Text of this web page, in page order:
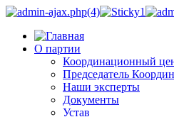
О партии
Координационный
Председатель
Наши эксперты
Документы
Устав